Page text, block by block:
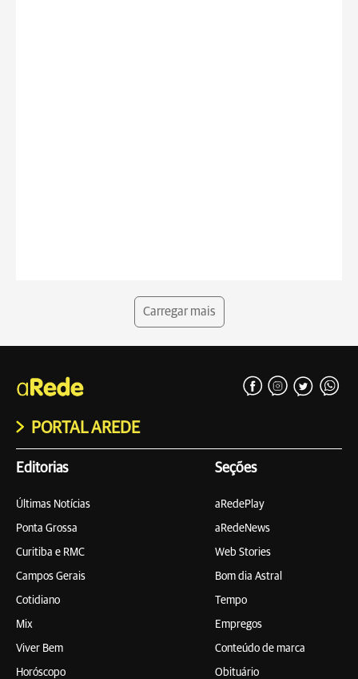
Carregar mais
PORTAL AREDE
Editorias
Últimas Notícias
Ponta Grossa
Curitiba e RMC
Campos Gerais
Cotidiano
Mix
Viver Bem
Horóscopo
Seções
aRedePlay
aRedeNews
Web Stories
Bom dia Astral
Tempo
Empregos
Conteúdo de marca
Obituário